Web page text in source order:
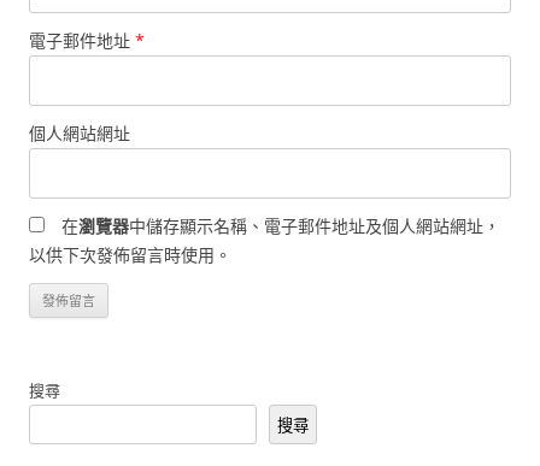
電子郵件地址 *
個人網站網址
在瀏覽器中儲存顯示名稱、電子郵件地址及個人網站網址，
以供下次發佈留言時使用。
搜尋
搜尋